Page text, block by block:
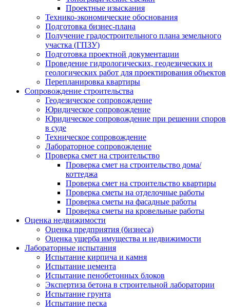
Проектные изыскания
Технико-экономические обоснования
Подготовка бизнес-плана
Получение градостроительного плана земельного
участка (ГПЗУ)
Подготовка проектной документации
Проведение гидрологических, геодезических и
геологических работ для проектирования объектов
Перепланировка квартиры
Сопровождение строительства
Геодезическое сопровождение
Юридическое сопровождение
Юридическое сопровождение при решении споров
в суде
Техническое сопровождение
Лабораторное сопровождение
Проверка смет на строительство
Проверка смет на строительство дома/
коттеджа
Проверка смет на строительство квартиры
Проверка сметы на отделочные работы
Проверка сметы на фасадные работы
Проверка сметы на кровельные работы
Оценка недвижимости
Оценка предприятия (бизнеса)
Оценка ущерба имущества и недвижимости
Лабораторные испытания
Испытание кирпича и камня
Испытание цемента
Испытание пенобетонных блоков
Экспертиза бетона в строительной лаборатории
Испытание грунта
Испытание песка